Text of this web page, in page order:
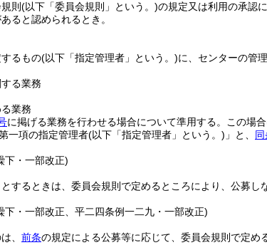
則 (以下「委員会規則」という。)の規定又は利用の承認
ると認められるとき。
るもの(以下「指定管理者」という。)に、センターの管
る業務
業務
に掲げる業務を行わせる場合について準用する。 この場
一項の指定管理者(以下「指定管理者」という。) 」と、
下・一部改正)
するときは、委員会規則で定めるところにより、公募し
・一部改正、平二四条例一二九・一部改正)
、 前条の規定による公募等に応じて、委員会規則で定め